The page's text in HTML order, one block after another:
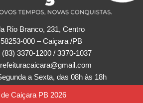
Rio Branco, 231, Centro
000 – Caiçara /PB
(83) 3370-1200 / 3370-1037
a Sexta, das 08h às 18h
Caiçara PB 2026